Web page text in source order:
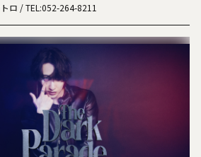
ロ / TEL:052-264-8211